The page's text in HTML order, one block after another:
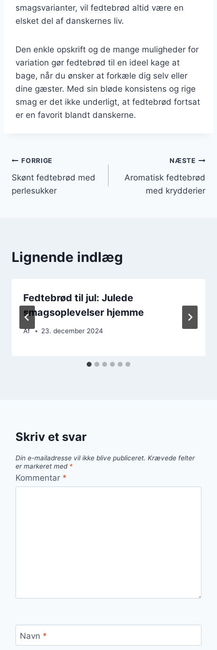
smagsvarianter, vil fedtebrød altid være en
elsket del af danskernes liv.
Den enkle opskrift og de mange muligheder for
variation gør fedtebrød til en ideel kage at
bage, når du ønsker at forkæle dig selv eller
dine gæster. Med sin bløde konsistens og rige
smag er det ikke underligt, at fedtebrød fortsat
er en favorit blandt danskerne.
Indlægsnavigation
FORRIGE
Skønt fedtebrød med
perlesukker
NÆSTE
Aromatisk fedtebrød
med krydderier
Lignende indlæg
Fedtebrød til jul: Julede
smagsoplevelser hjemme
Af 23. december 2024
Skriv et svar
Din e-mailadresse vil ikke blive publiceret. Krævede felter
er markeret med *
Kommentar *
Navn *